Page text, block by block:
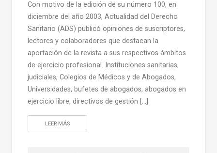
Con motivo de la edición de su número 100, en
diciembre del año 2003, Actualidad del Derecho
Sanitario (ADS) publicó opiniones de suscriptores,
lectores y colaboradores que destacan la
aportación de la revista a sus respectivos ámbitos
de ejercicio profesional. Instituciones sanitarias,
judiciales, Colegios de Médicos y de Abogados,
Universidades, bufetes de abogados, abogados en
ejercicio libre, directivos de gestión […]
LEER MÁS